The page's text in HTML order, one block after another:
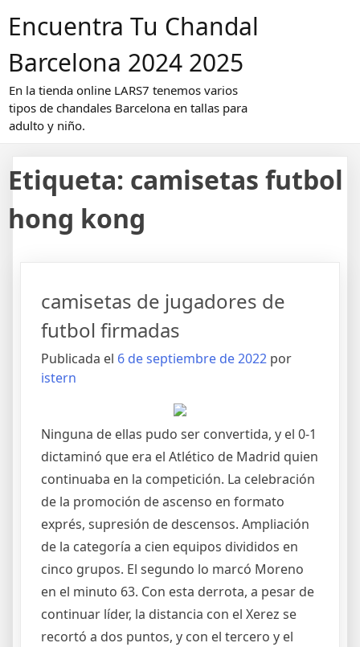
Encuentra Tu Chandal
Barcelona 2024 2025
En la tienda online LARS7 tenemos varios
tipos de chandales Barcelona en tallas para
adulto y niño.
Etiqueta: camisetas futbol
hong kong
camisetas de jugadores de
futbol firmadas
Publicada el 6 de septiembre de 2022 por
istern
Ninguna de ellas pudo ser convertida, y el 0-1
dictaminó que era el Atlético de Madrid quien
continuaba en la competición. La celebración
de la promoción de ascenso en formato
exprés, supresión de descensos. Ampliación
de la categoría a cien equipos divididos en
cinco grupos. El segundo lo marcó Moreno
en el minuto 63. Con esta derrota, a pesar de
continuar líder, la distancia con el Xerez se
recortó a dos puntos, y con el tercero y el